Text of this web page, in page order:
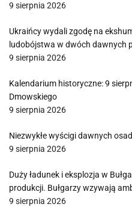
9 sierpnia 2026
Ukraińcy wydali zgodę na
ludobójstwa w dwóch dawnych
9 sierpnia 2026
Kalendarium historyczne: 9
Dmowskiego
9 sierpnia 2026
Niezwykłe wyścigi dawnych
9 sierpnia 2026
Duży ładunek i eksplozja w
produkcji. Bułgarzy wzywają
9 sierpnia 2026